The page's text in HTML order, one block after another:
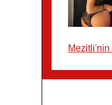
Mezitli'nin